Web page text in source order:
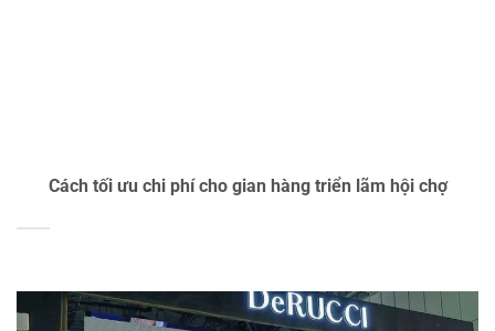
Cách tối ưu chi phí cho gian hàng triển lãm hội chợ